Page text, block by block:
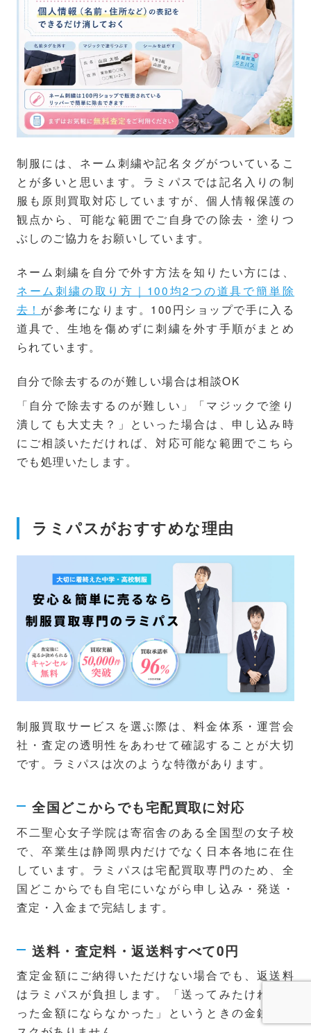
制服には、ネーム刺繍や記名タグがついているこ
とが多いと思います。ラミパスでは記名入りの制
服も原則買取対応していますが、個人情報保護の
観点から、可能な範囲でご自身での除去・塗りつ
ぶしのご協力をお願いしています。
ネーム刺繍を自分で外す方法を知りたい方には、
ネーム刺繍の取り方｜100均2つの道具で簡単除
去！ が参考になります。100円ショップで手に入る
道具で、生地を傷めずに刺繍を外す手順がまとめ
られています。
自分で除去するのが難しい場合は相談OK
「自分で除去するのが難しい」「マジックで塗り
潰しても大丈夫？」といった場合は、申し込み時
にご相談いただければ、対応可能な範囲でこちら
でも処理いたします。
ラミパスがおすすめな理由
制服買取サービスを選ぶ際は、料金体系・運営会
社・査定の透明性をあわせて確認することが大切
です。ラミパスは次のような特徴があります。
全国どこからでも宅配買取に対応
不二聖心女子学院は寄宿舎のある全国型の女子校
で、卒業生は静岡県内だけでなく日本各地に在住
しています。ラミパスは宅配買取専門のため、全
国どこからでも自宅にいながら申し込み・発送・
査定・入金まで完結します。
送料・査定料・返送料すべて0円
査定金額にご納得いただけない場合でも、返送料
はラミパスが負担します。「送ってみたけれど思
った金額にならなかった」というときの金銭的リ